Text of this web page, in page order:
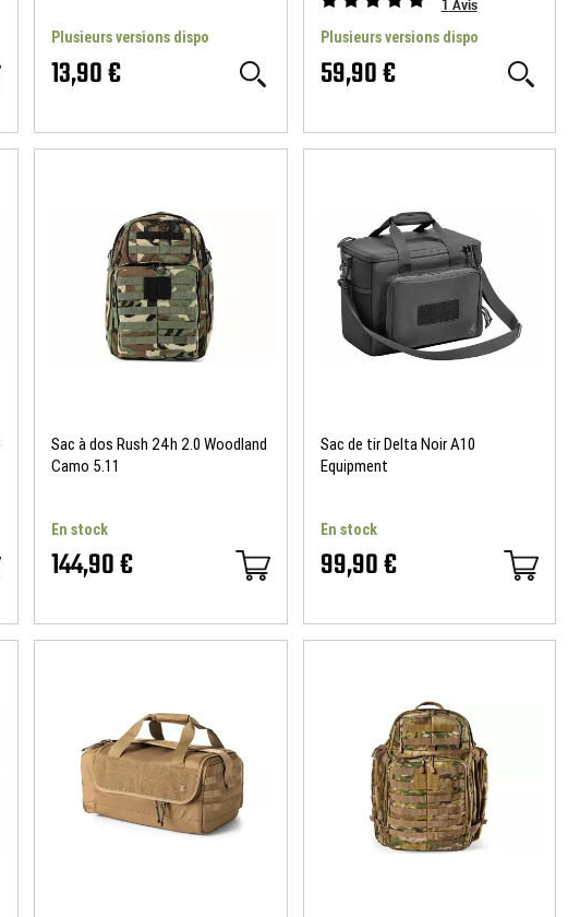
Plusieurs versions dispo
13,90 €
1 Avis
Plusieurs versions dispo
59,90 €
Sac à dos Rush 24h 2.0 Woodland
Camo 5.11
En stock
144,90 €
Sac de tir Delta Noir A10
Equipment
En stock
99,90 €